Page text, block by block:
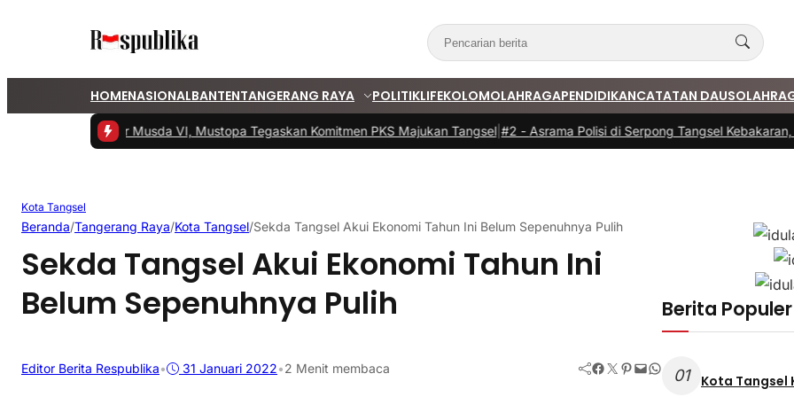
HOMENASIONALBANTENTANGERANG RAYA POLITIKLIFEKOLOMOLAHRAGAPENDIDIKANCATATAN DAUS
Tangsel Gelar Musda VI, Mustopa Tegaskan Komitmen PKS Majukan Tangsel|#2 -Asrama Polisi di Serpong Tangsel Kebakaran, 11
Kota Tangsel
Beranda/Tangerang Raya/Kota Tangsel/Sekda Tangsel Akui Ekonomi Tahun Ini Belum Sepenuhnya Pulih
Sekda Tangsel Akui Ekonomi Tahun Ini
Belum Sepenuhnya Pulih
Editor Berita Respublika• 31 Januari 2022•2 Menit membaca Facebook Twitter Pinterest Mail WhatsApp
Berita Populer
01 Kota Tangsel